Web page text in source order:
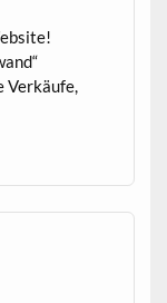
Verkäufe,